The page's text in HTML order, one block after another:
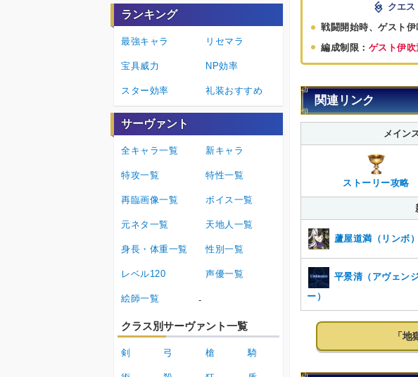
クエス
戦闘開始時、ゲスト
編成制限： ゲスト伊
関連リンク
メイン
ストーリー攻略
蘆屋道満（リンボ）
平景清（アヴェン
ー）
「
ランキング
最強キャラ リセマラ
宝具威力 NP効率
スター効率 礼装おすすめ
サーヴァント
全キャラ一覧 新キャラ
特攻一覧 特性一覧
再臨画像一覧 ボイス一覧
元ネタ一覧 天地人一覧
身長・体重一覧 性別一覧
レベル120 声優一覧
絵師一覧 -
クラス別サーヴァント一覧
剣 弓 槍 騎